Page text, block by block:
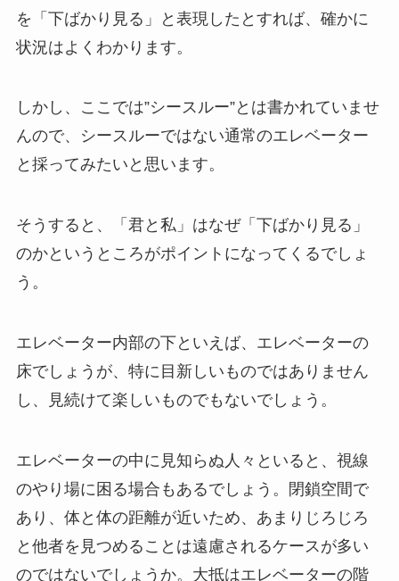
を「下ばかり見る」と表現したとすれば、確かに
状況はよくわかります。
しかし、ここでは”シースルー”とは書かれていませ
んので、シースルーではない通常のエレベーター
と採ってみたいと思います。
そうすると、「君と私」はなぜ「下ばかり見る」
のかというところがポイントになってくるでしょ
う。
エレベーター内部の下といえば、エレベーターの
床でしょうが、特に目新しいものではありません
し、見続けて楽しいものでもないでしょう。
エレベーターの中に見知らぬ人々といると、視線
のやり場に困る場合もあるでしょう。閉鎖空間で
あり、体と体の距離が近いため、あまりじろじろ
と他者を見つめることは遠慮されるケースが多い
のではないでしょうか。大抵はエレベーターの階